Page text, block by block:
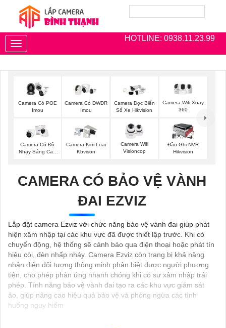
HOTLINE: 0938.11.23.99
Toggle
navigation
Camera Có POE
Imou
Camera Có DWDR
Imou
Camera Đọc Biển
Số Xe Hikvision
Camera Wifi Xoay
360
Camera Có Độ
Nhạy Sáng Cao
Camera Kim Loại
Kbvison
Camera Wifi
Visioncop
Đầu Ghi NVR
Hikvision
CAMERA CÓ BẢO VỆ VÀNH
ĐAI EZVIZ
Lắp đặt camera Ezviz với chức năng bảo vệ vành đai giúp phát
hiện xâm nhập tại các khu vực đã được thiết lập trước. Khi có
chuyển động, hệ thống sẽ cảnh báo qua điện thoại hoặc phát tín
hiệu còi, đèn nhấp nháy. Camera Ezviz còn trang bị khả năng
nhận diện đối tượng thông minh phân biệt được người phương
tiện, cho phép phản ứng nhanh chóng khi có sự xâm nhập trái
phép. Tính năng bảo vệ vành đai tạo ra các khu vực giám sát
ảo, giúp nâng cao hiệu quả bảo vệ và phòng ngừa các tình
huống nguy hiểm